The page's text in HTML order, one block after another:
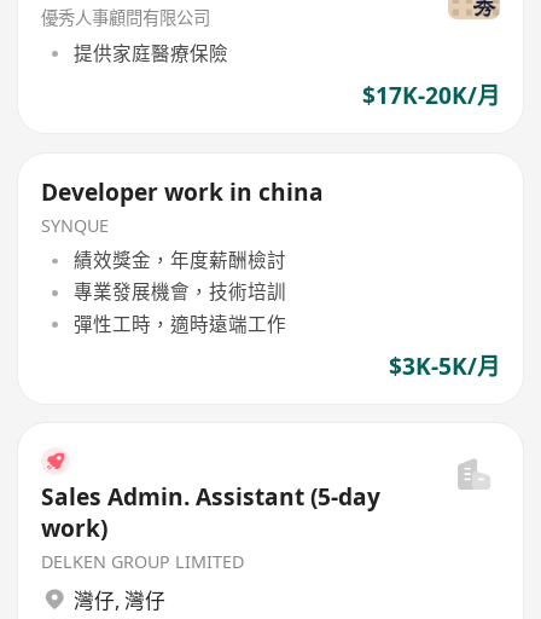
優秀人事顧問有限公司
提供家庭醫療保險
$17K-20K/月
Developer work in china
SYNQUE
績效獎金，年度薪酬檢討
專業發展機會，技術培訓
彈性工時，適時遠端工作
$3K-5K/月
Sales Admin. Assistant (5-day
work)
DELKEN GROUP LIMITED
灣仔, 灣仔